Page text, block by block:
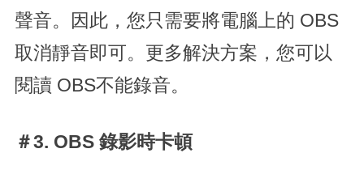
聲音。因此，您只需要將電腦上的 OBS
取消靜音即可。更多解決方案，您可以
閱讀 OBS不能錄音。
＃3. OBS 錄影時卡頓